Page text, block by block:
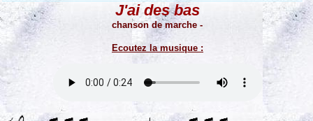
J'ai des bas
chanson de marche -
Ecoutez la musique :